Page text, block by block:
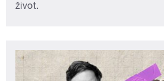
život.